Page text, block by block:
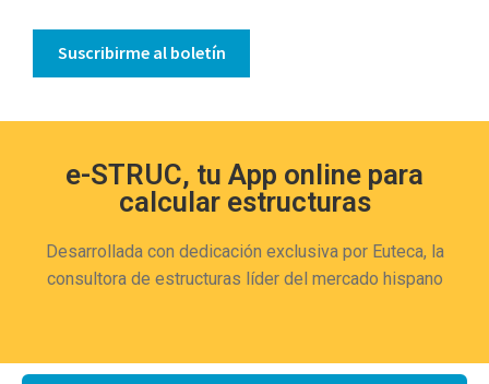
Suscribirme al boletín
e-STRUC, tu App online para
calcular estructuras
Desarrollada con dedicación exclusiva por Euteca, la
consultora de estructuras líder del mercado hispano